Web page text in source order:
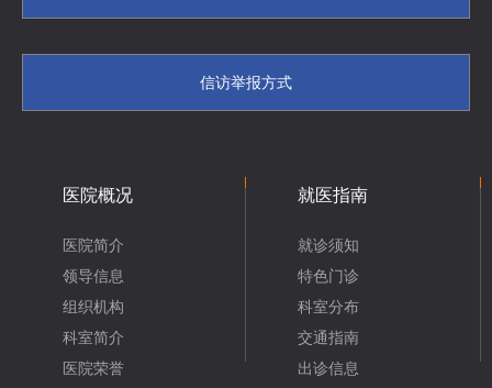
信访举报方式
医院概况
医院简介
领导信息
组织机构
科室简介
医院荣誉
就医指南
就诊须知
特色门诊
科室分布
交通指南
出诊信息